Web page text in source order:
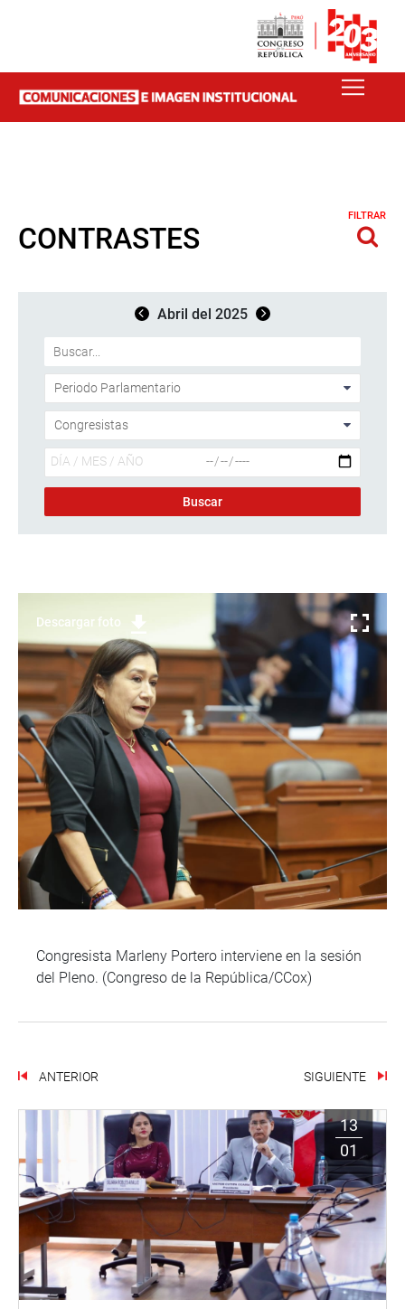
CONTRASTES
FILTRAR
Abril del 2025
Descargar foto
Congresista Marleny Portero interviene en la sesión
del Pleno. (Congreso de la República/CCox)
ANTERIOR SIGUIENTE
13
01